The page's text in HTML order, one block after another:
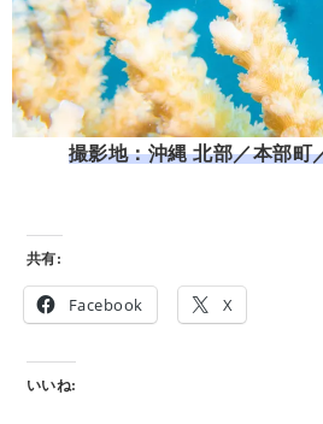
撮影地：沖縄 北部／本部町
共有:
Facebook X
いいね: